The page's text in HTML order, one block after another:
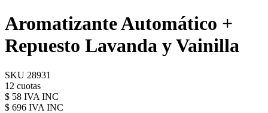
Aromatizante Automático +
Repuesto Lavanda y Vainilla
SKU 28931
12 cuotas
$ 58 IVA INC
$ 696 IVA INC